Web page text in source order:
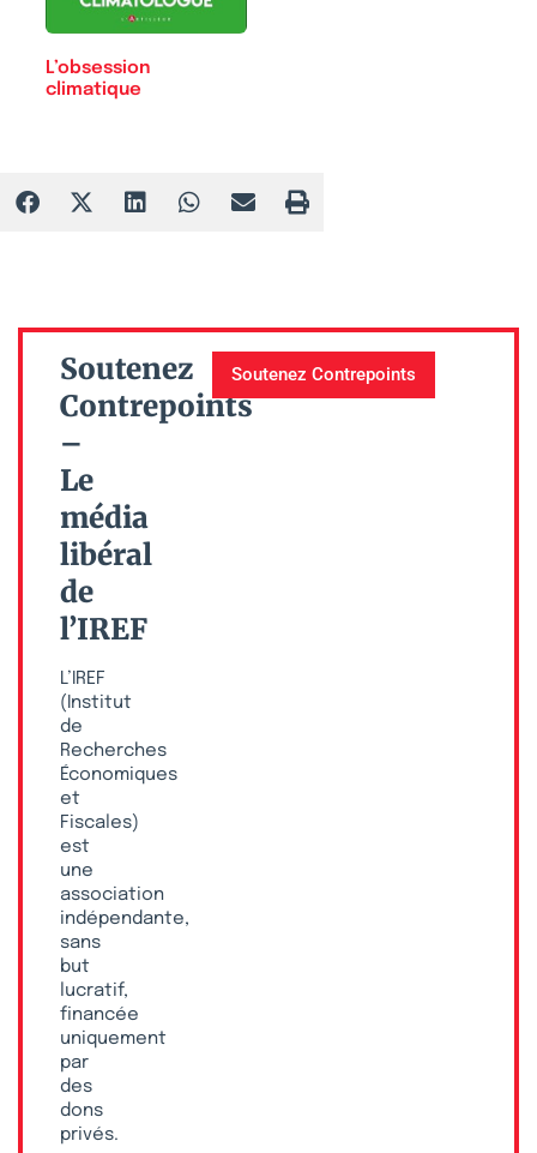
L’obsession
climatique
Soutenez
Contrepoints
–
Le
média
libéral
de
l’IREF
L’IREF
(Institut
de
Recherches
Économiques
et
Fiscales)
est
une
association
indépendante,
sans
but
lucratif,
financée
uniquement
par
des
dons
privés.
Soutenez Contrepoints